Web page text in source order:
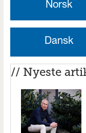
Norsk
Dansk
// Nyeste